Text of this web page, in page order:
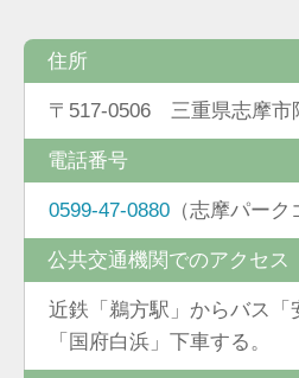
住所
〒517-0506 三重県志摩市
電話番号
0599-47-0880 （志摩パーク
公共交通機関でのアクセス
近鉄「鵜方駅」からバス「
「国府白浜」下車する。